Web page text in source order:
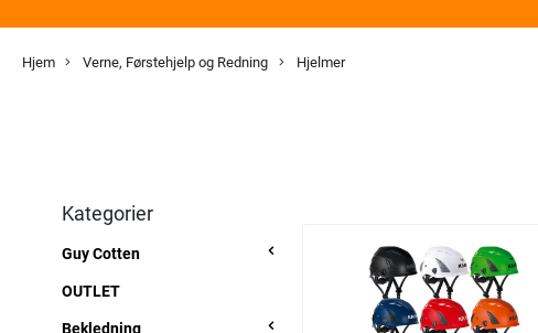
Hjem Verne, Førstehjelp og Redning Hjelmer
Kategorier
Guy Cotten
OUTLET
Bekledning